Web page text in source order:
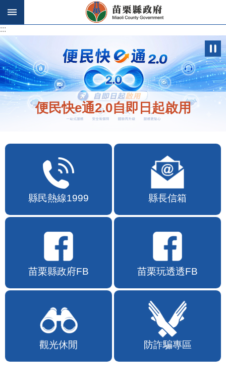
跳到主要內容區塊
:::
:::
便民快e通2.0自即日起啟用
縣民熱線1999 縣長信箱
苗栗縣政府FB 苗栗玩透透FB
觀光休閒 防詐騙專區